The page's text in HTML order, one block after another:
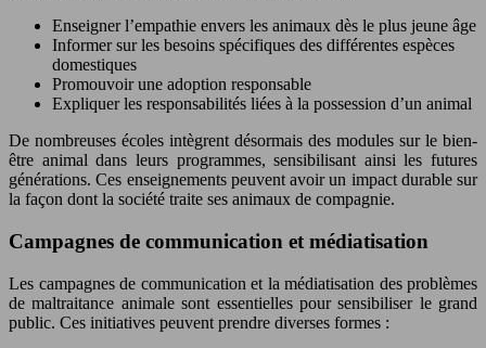
Enseigner l’empathie envers les animaux dès le plus jeune âge
Informer sur les besoins spécifiques des différentes espèces
domestiques
Promouvoir une adoption responsable
Expliquer les responsabilités liées à la possession d’un animal
De nombreuses écoles intègrent désormais des modules sur le bien-
être animal dans leurs programmes, sensibilisant ainsi les futures
générations. Ces enseignements peuvent avoir un impact durable sur
la façon dont la société traite ses animaux de compagnie.
Campagnes de communication et médiatisation
Les campagnes de communication et la médiatisation des problèmes
de maltraitance animale sont essentielles pour sensibiliser le grand
public. Ces initiatives peuvent prendre diverses formes :